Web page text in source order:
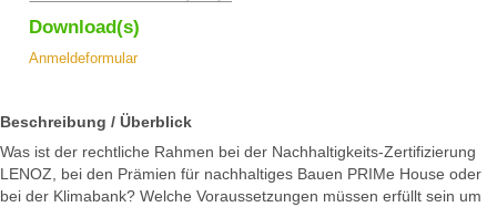
Download(s)
Anmeldeformular
Beschreibung / Überblick
Was ist der rechtliche Rahmen bei der Nachhaltigkeits-Zertifizierung
LENOZ, bei den Prämien für nachhaltiges Bauen PRIMe House oder
bei der Klimabank? Welche Voraussetzungen müssen erfüllt sein um